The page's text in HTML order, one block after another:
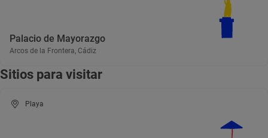
Palacio de Mayorazgo
Arcos de la Frontera, Cádiz
Sitios para visitar
Playa